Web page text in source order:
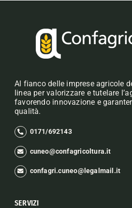
Al fianco delle imprese agricole
linea per valorizzare e tutelare
favorendo innovazione e
qualità.
0171/692143
cuneo@confagricoltura.it
confagri.cuneo@legalmail.it
SERVIZI